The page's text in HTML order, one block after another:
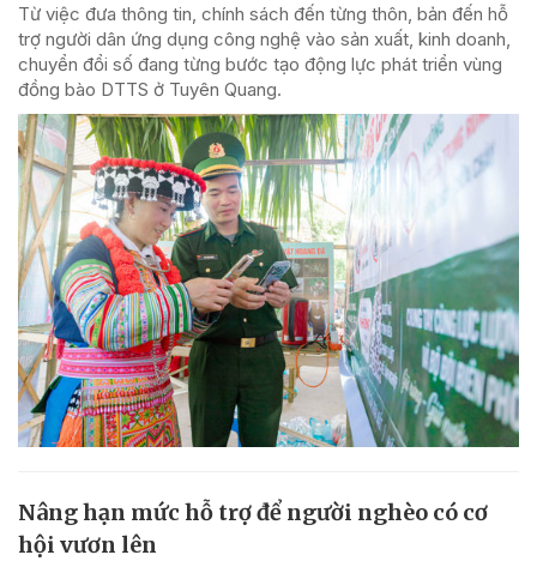
Từ việc đưa thông tin, chính sách đến từng thôn, bản đến hỗ
trợ người dân ứng dụng công nghệ vào sản xuất, kinh doanh,
chuyển đổi số đang từng bước tạo động lực phát triển vùng
đồng bào DTTS ở Tuyên Quang.
Nâng hạn mức hỗ trợ để người nghèo có cơ
hội vươn lên